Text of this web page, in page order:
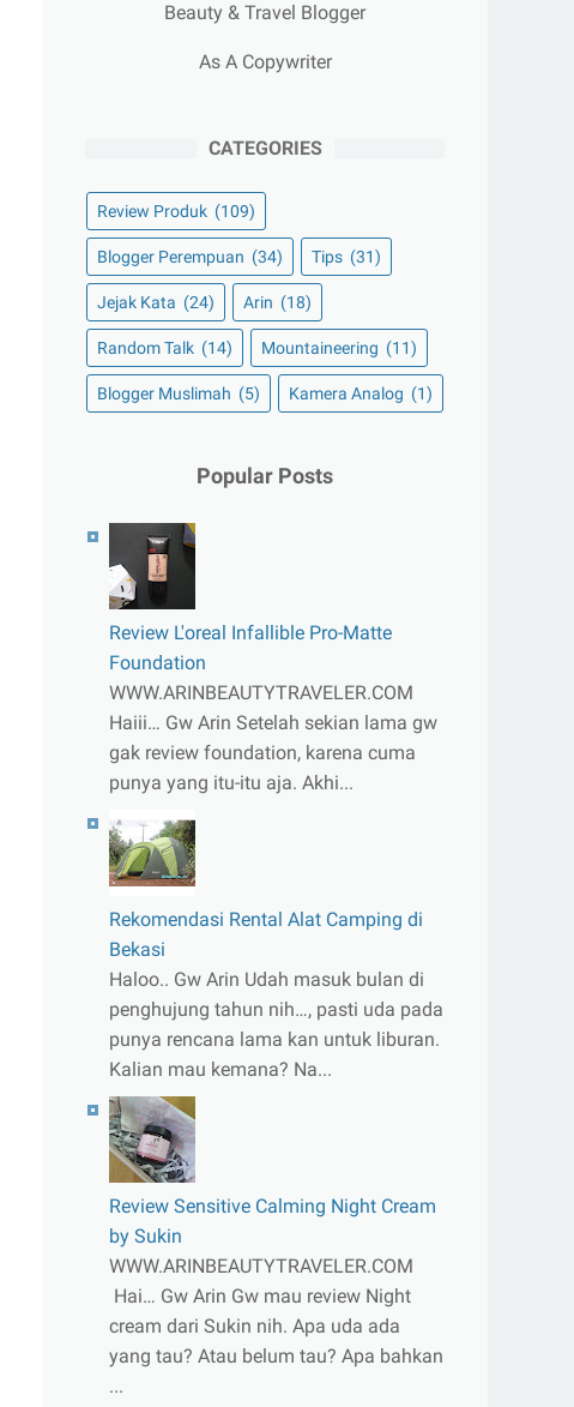
Beauty & Travel Blogger
As A Copywriter
CATEGORIES
Review Produk (109)
Blogger Perempuan (34) Tips (31)
Jejak Kata (24) Arin (18)
Random Talk (14) Mountaineering (11)
Blogger Muslimah (5) Kamera Analog (1)
Popular Posts
Review L'oreal Infallible Pro-Matte
Foundation
WWW.ARINBEAUTYTRAVELER.COM
Haiii… Gw Arin Setelah sekian lama gw
gak review foundation, karena cuma
punya yang itu-itu aja. Akhi...
Rekomendasi Rental Alat Camping di
Bekasi
Haloo.. Gw Arin Udah masuk bulan di
penghujung tahun nih…, pasti uda pada
punya rencana lama kan untuk liburan.
Kalian mau kemana? Na...
Review Sensitive Calming Night Cream
by Sukin
WWW.ARINBEAUTYTRAVELER.COM
Hai… Gw Arin Gw mau review Night
cream dari Sukin nih. Apa uda ada
yang tau? Atau belum tau? Apa bahkan
...